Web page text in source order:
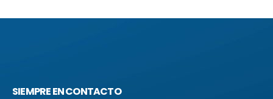
SIEMPRE EN CONTACTO